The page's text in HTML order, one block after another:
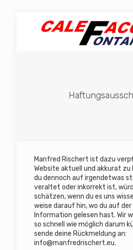
Manfred Rischert ist dazu
Website aktuell und akkurat
du dennoch auf irgendetwas
veraltet oder inkorrekt ist,
schätzen, wenn du es uns
weise darauf hin, wo du auf
Information gelesen hast. Wir
so schnell wie möglich darum
sende deine Rückmeldung an:
info@manfredrischert.eu.